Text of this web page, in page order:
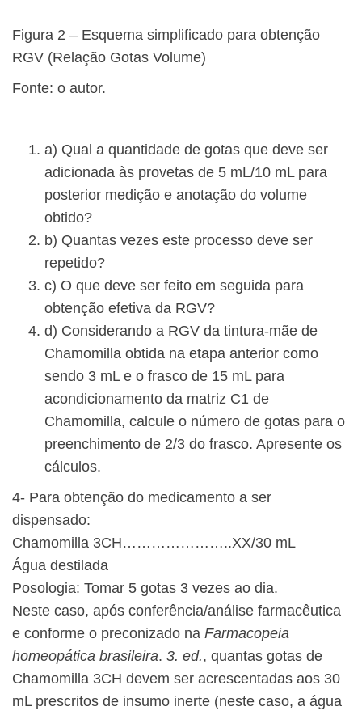
Figura 2 – Esquema simplificado para obtenção
RGV (Relação Gotas Volume)
Fonte: o autor.
a) Qual a quantidade de gotas que deve ser
adicionada às provetas de 5 mL/10 mL para
posterior medição e anotação do volume
obtido?
b) Quantas vezes este processo deve ser
repetido?
c) O que deve ser feito em seguida para
obtenção efetiva da RGV?
d) Considerando a RGV da tintura-mãe de
Chamomilla obtida na etapa anterior como
sendo 3 mL e o frasco de 15 mL para
acondicionamento da matriz C1 de
Chamomilla, calcule o número de gotas para o
preenchimento de 2/3 do frasco. Apresente os
cálculos.
4- Para obtenção do medicamento a ser
dispensado:
Chamomilla 3CH…………………..XX/30 mL
Água destilada
Posologia: Tomar 5 gotas 3 vezes ao dia.
Neste caso, após conferência/análise farmacêutica
e conforme o preconizado na Farmacopeia
homeopática brasileira. 3. ed., quantas gotas de
Chamomilla 3CH devem ser acrescentadas aos 30
mL prescritos de insumo inerte (neste caso, a água